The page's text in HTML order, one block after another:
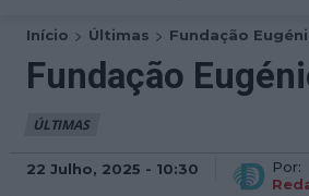
Início Últimas Fundação
Fundação
ÚLTIMAS
22 Julho, 2025 - 10:30
Por: